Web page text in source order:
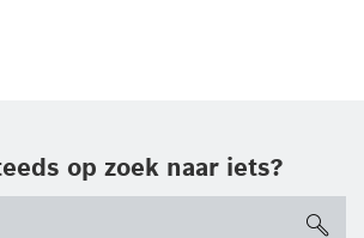
op zoek naar iets?